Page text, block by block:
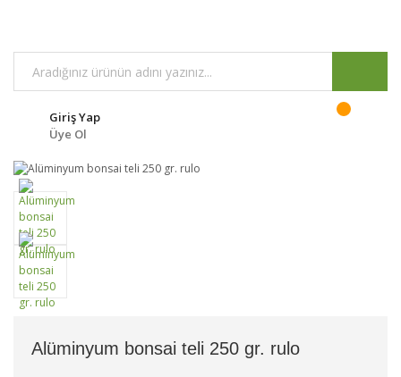
Giriş Yap
Üye Ol
Alüminyum bonsai teli 250 gr. rulo